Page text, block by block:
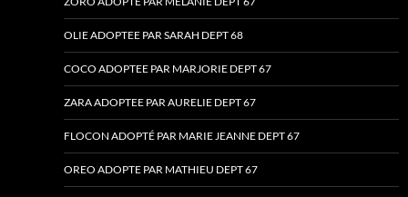
OLIE ADOPTEE PAR SARAH DEPT 68
COCO ADOPTEE PAR MARJORIE DEPT 67
ZARA ADOPTEE PAR AURELIE DEPT 67
FLOCON ADOPTÉ PAR MARIE JEANNE DEPT 67
OREO ADOPTE PAR MATHIEU DEPT 67